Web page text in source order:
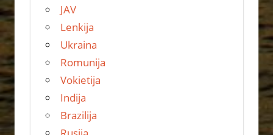
JAV
Lenkija
Ukraina
Romunija
Vokietija
Indija
Brazilija